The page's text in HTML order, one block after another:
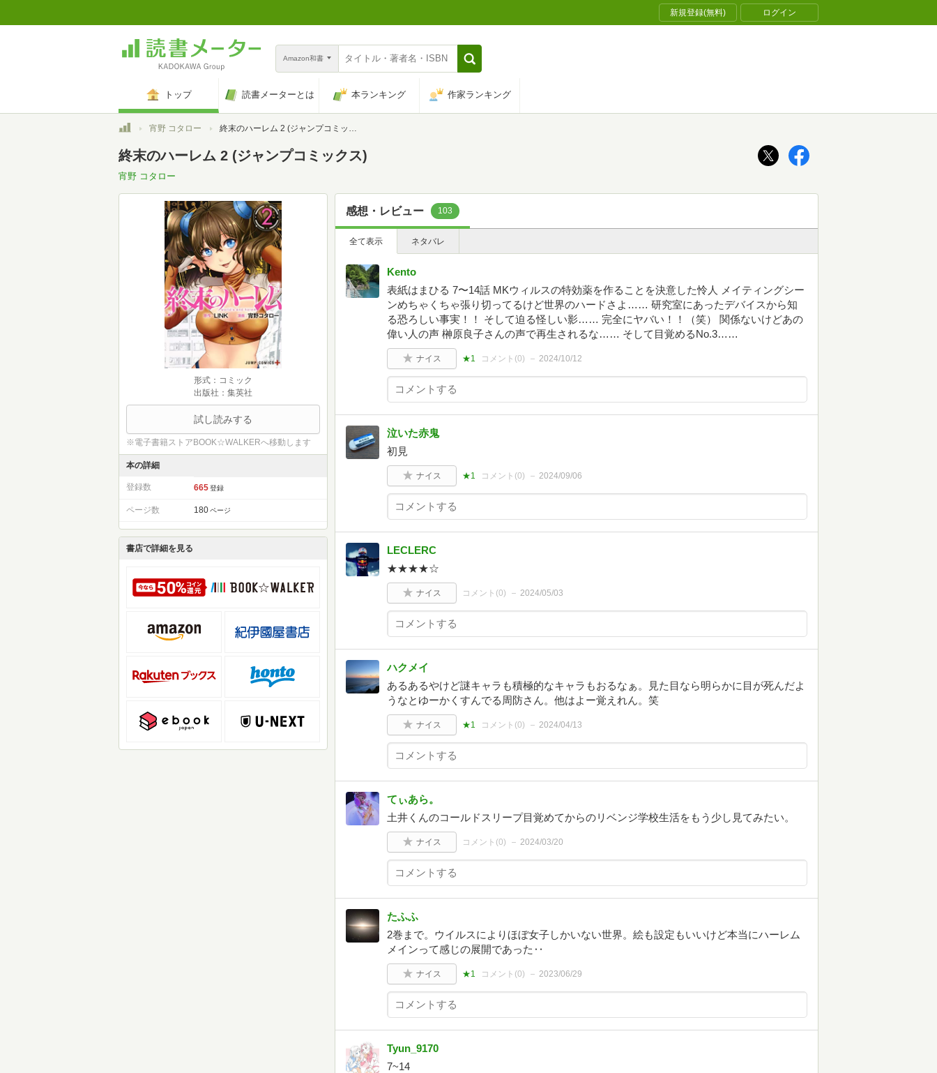
新規登録(無料) ログイン
Amazon和書
トップ 読書メーターとは 本ランキング 作家ランキング
トップ宵野 コタロー 終末のハーレム 2 (ジャンプコミックス)
終末のハーレム 2 (ジャンプコミックス)
宵野 コタロー
形式：コミック
出版社：集英社
試し読みする
※電子書籍ストアBOOK☆WALKERへ移動します
本の詳細
登録数 665 登録
ページ数 180 ページ
書店で詳細を見る
感想・レビュー 103
全て表示 ネタバレ
Kento
表紙はまひる 7〜14話 MKウィルスの特効薬を作ることを決意した怜人 メイティングシー
ンめちゃくちゃ張り切ってるけど世界のハードさよ…… 研究室にあったデバイスから知
る恐ろしい事実！！ そして迫る怪しい影…… 完全にヤバい！！（笑） 関係ないけどあの
偉い人の声 榊原良子さんの声で再生されるな…… そして目覚めるNo.3……
ナイス ★1 コメント(0) 2024/10/12
泣いた赤鬼
初見
ナイス ★1 コメント(0) 2024/09/06
LECLERC
★★★★‪☆
ナイス コメント(0) 2024/05/03
ハクメイ
あるあるやけど謎キャラも積極的なキャラもおるなぁ。見た目なら明らかに目が死んだよ
うなとゆーかくすんでる周防さん。他はよー覚えれん。笑
ナイス ★1 コメント(0) 2024/04/13
てぃあら。
土井くんのコールドスリープ目覚めてからのリベンジ学校生活をもう少し見てみたい。
ナイス コメント(0) 2024/03/20
たふふ
2巻まで。ウイルスによりほぼ女子しかいない世界。絵も設定もいいけど本当にハーレム
メインって感じの展開であった‥
ナイス ★1 コメント(0) 2023/06/29
Tyun_9170
7~14